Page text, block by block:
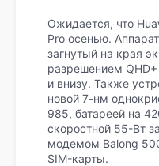
Ожидается, что
Pro осенью.
загнутый на края
разрешением
и внизу. Также
новой 7-нм
985, батареей на
скоростной 55-Вт
модемом Balong
SIM-карты.